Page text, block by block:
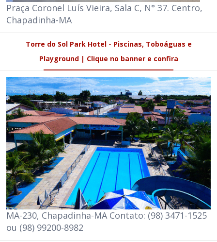
Praça Coronel Luís Vieira, Sala C, N° 37. Centro,
Chapadinha-MA
Torre do Sol Park Hotel - Piscinas, Toboáguas e
Playground | Clique no banner e confira
MA-230, Chapadinha-MA Contato: (98) 3471-1525
ou (98) 99200-8982